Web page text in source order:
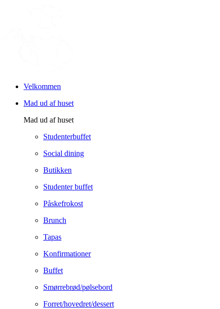
Velkommen
Mad ud af huset
Mad ud af huset
Studenterbuffet
Social dining
Butikken
Studenter buffet
Påskefrokost
Brunch
Tapas
Konfirmationer
Buffet
Smørrebrød/pølsebord
Forret/hovedret/dessert